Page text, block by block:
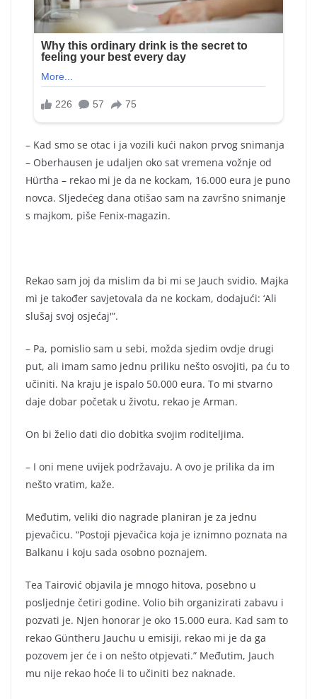
– Kad smo se otac i ja vozili kući nakon prvog snimanja
– Oberhausen je udaljen oko sat vremena vožnje od
Hürtha – rekao mi je da ne kockam, 16.000 eura je puno
novca. Sljedećeg dana otišao sam na završno snimanje
s majkom, piše Fenix-magazin.
Rekao sam joj da mislim da bi mi se Jauch svidio. Majka
mi je također savjetovala da ne kockam, dodajući: ‘Ali
slušaj svoj osjećaj'”.
– Pa, pomislio sam u sebi, možda sjedim ovdje drugi
put, ali imam samo jednu priliku nešto osvojiti, pa ću to
učiniti. Na kraju je ispalo 50.000 eura. To mi stvarno
daje dobar početak u životu, rekao je Arman.
On bi želio dati dio dobitka svojim roditeljima.
– I oni mene uvijek podržavaju. A ovo je prilika da im
nešto vratim, kaže.
Međutim, veliki dio nagrade planiran je za jednu
pjevačicu. “Postoji pjevačica koja je iznimno poznata na
Balkanu i koju sada osobno poznajem.
Tea Tairović objavila je mnogo hitova, posebno u
posljednje četiri godine. Volio bih organizirati zabavu i
pozvati je. Njen honorar je oko 15.000 eura. Kad sam to
rekao Güntheru Jauchu u emisiji, rekao mi je da ga
pozovem jer će i on nešto otpjevati.” Međutim, Jauch
mu nije rekao hoće li to učiniti bez naknade.